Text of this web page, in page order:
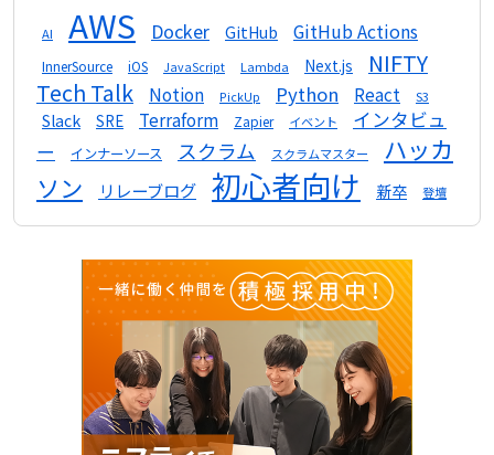
AI AWS Docker GitHub GitHub Actions
InnerSource iOS JavaScript Lambda Next.js
NIFTY
Tech Talk
Notion PickUp Python React S3
Slack SRE Terraform Zapier イベント
インタビュ
ー
インナーソース スクラム スクラムマスター
ハッカ
ソン
リレーブログ 初心者向け 新卒 登壇